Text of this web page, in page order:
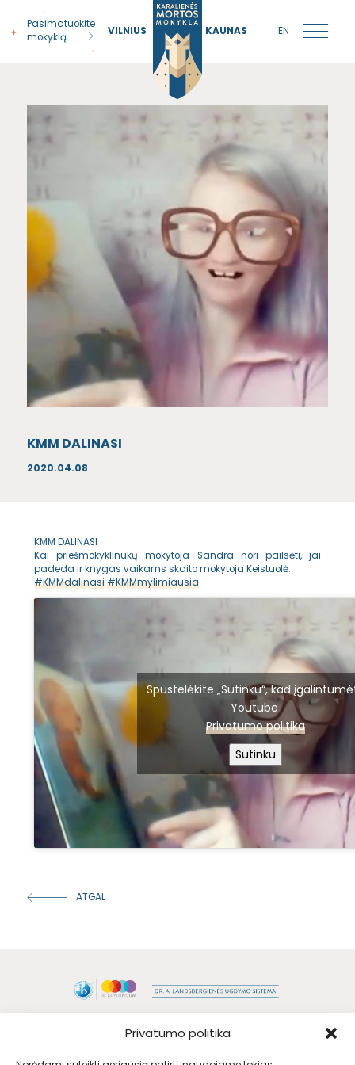
Privatumo politika
Pasimatuokite
mokyklą
VILNIUS KAUNAS EN
KMM DALINASI
2020.04.08
KMM DALINASI
Kai priešmokyklinukų mokytoja Sandra nori pailsėti, jai
padeda ir knygas vaikams skaito mokytoja Keistuolė.
#KMMdalinasi #KMMmylimiausia
Spustelėkite „Sutinku“, kad
Youtube
Privatumo politika
Sutinku
ATGAL